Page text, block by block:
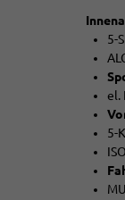
5-
el.
5-